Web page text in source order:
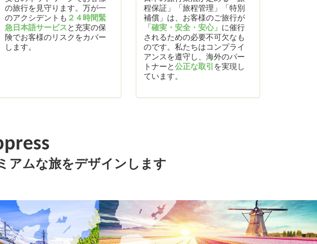
の旅行を見守ります。万が一
のアクシデントも ２４時間緊
急日本語サービスと充実の保
険でお客様のリスクをカバー
します。
程保証」「旅程管理」「特別
補償」は、お客様のご旅行が
「確実・安全・安心」 に催行
されるための必要不可欠なも
のです。私たちはコンプライ
アンスを遵守し、海外のパー
トナーと公正な取引 を実現し
ています。
アムな旅をデザインします